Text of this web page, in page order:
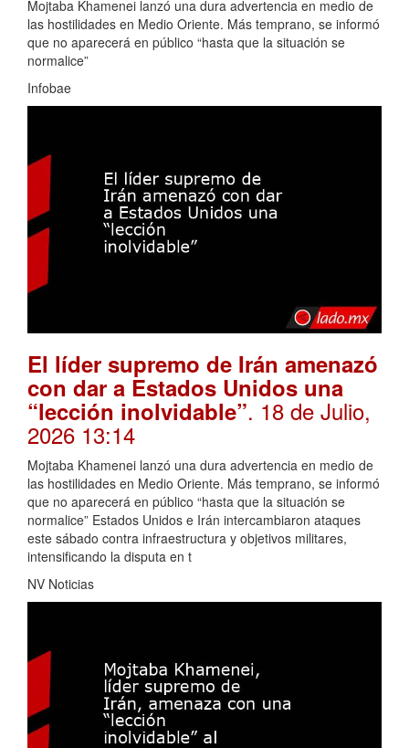
Mojtaba Khamenei lanzó una dura advertencia en medio de
las hostilidades en Medio Oriente. Más temprano, se informó
que no aparecerá en público “hasta que la situación se
normalice”
Infobae
El líder supremo de Irán amenazó
con dar a Estados Unidos una
“lección inolvidable”. 18 de Julio,
2026 13:14
Mojtaba Khamenei lanzó una dura advertencia en medio de
las hostilidades en Medio Oriente. Más temprano, se informó
que no aparecerá en público “hasta que la situación se
normalice” Estados Unidos e Irán intercambiaron ataques
este sábado contra infraestructura y objetivos militares,
intensificando la disputa en t
NV Noticias